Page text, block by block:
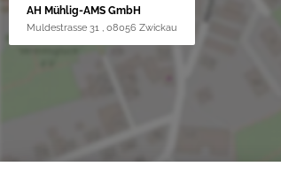
AH Mühlig-AMS GmbH
Muldestrasse 31 , 08056 Zwickau